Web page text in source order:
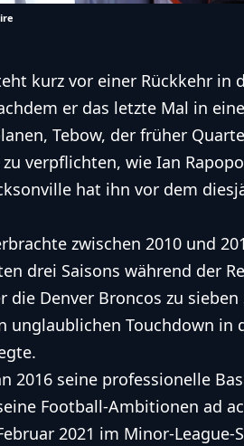
kurz vor einer Rückkehr in
er das letzte Mal in
Tebow, der früher
verpflichten, wie Ian
hat ihn vor dem
zwischen 2010 und
drei Saisons während der
die Denver Broncos zu
unglaublichen Touchdown
2016 seine professionelle
Football-Ambitionen ad
2021 im Minor-